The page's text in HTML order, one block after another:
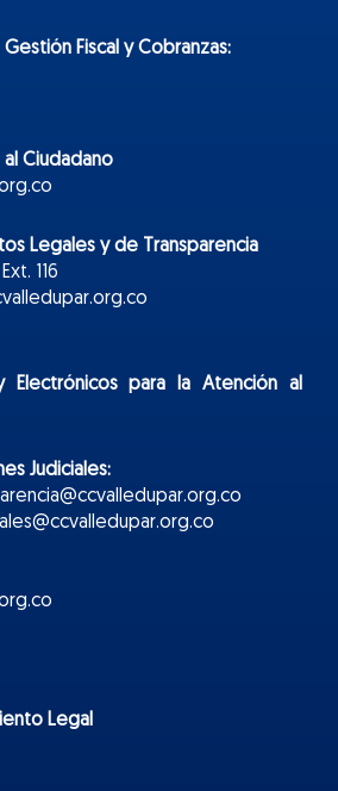
Fiscal y Cobranzas:
Ciudadano
Legales y de Transparencia
116
Electrónicospara la Atención al
Judiciales:
Legal